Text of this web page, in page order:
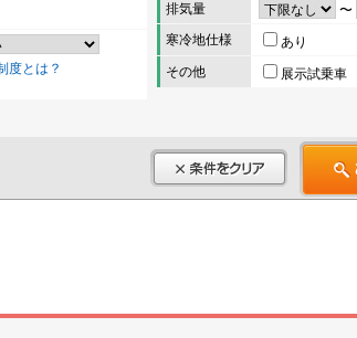
度とは？
排気量
〜
寒冷地仕様
あり
その他
展示試乗車